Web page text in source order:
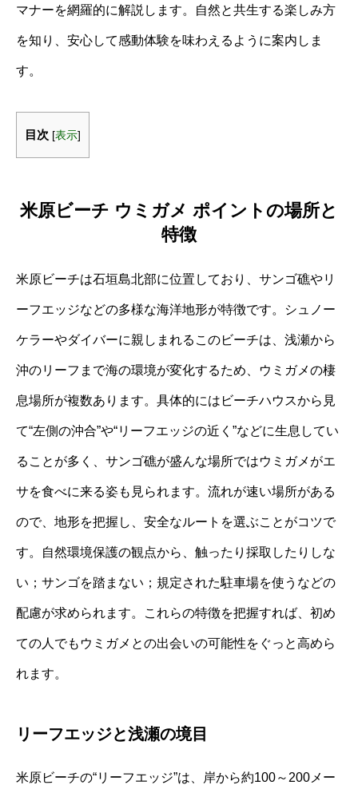
マナーを網羅的に解説します。自然と共生する楽しみ方
を知り、安心して感動体験を味わえるように案内しま
す。
目次 [表示]
米原ビーチ ウミガメ ポイントの場所と
特徴
米原ビーチは石垣島北部に位置しており、サンゴ礁やリ
ーフエッジなどの多様な海洋地形が特徴です。シュノー
ケラーやダイバーに親しまれるこのビーチは、浅瀬から
沖のリーフまで海の環境が変化するため、ウミガメの棲
息場所が複数あります。具体的にはビーチハウスから見
て“左側の沖合”や“リーフエッジの近く”などに生息してい
ることが多く、サンゴ礁が盛んな場所ではウミガメがエ
サを食べに来る姿も見られます。流れが速い場所がある
ので、地形を把握し、安全なルートを選ぶことがコツで
す。自然環境保護の観点から、触ったり採取したりしな
い；サンゴを踏まない；規定された駐車場を使うなどの
配慮が求められます。これらの特徴を把握すれば、初め
ての人でもウミガメとの出会いの可能性をぐっと高めら
れます。
リーフエッジと浅瀬の境目
米原ビーチの“リーフエッジ”は、岸から約100～200メー